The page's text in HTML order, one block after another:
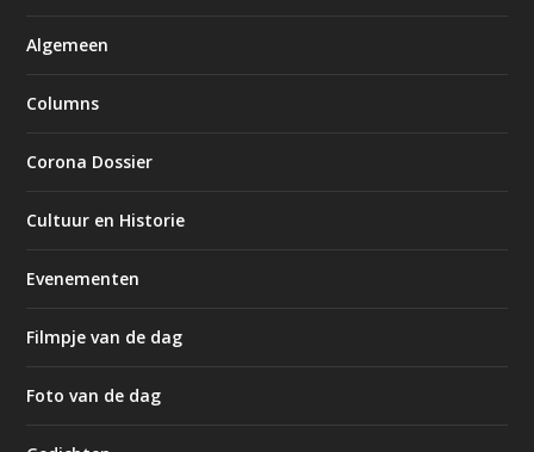
Algemeen
Columns
Corona Dossier
Cultuur en Historie
Evenementen
Filmpje van de dag
Foto van de dag